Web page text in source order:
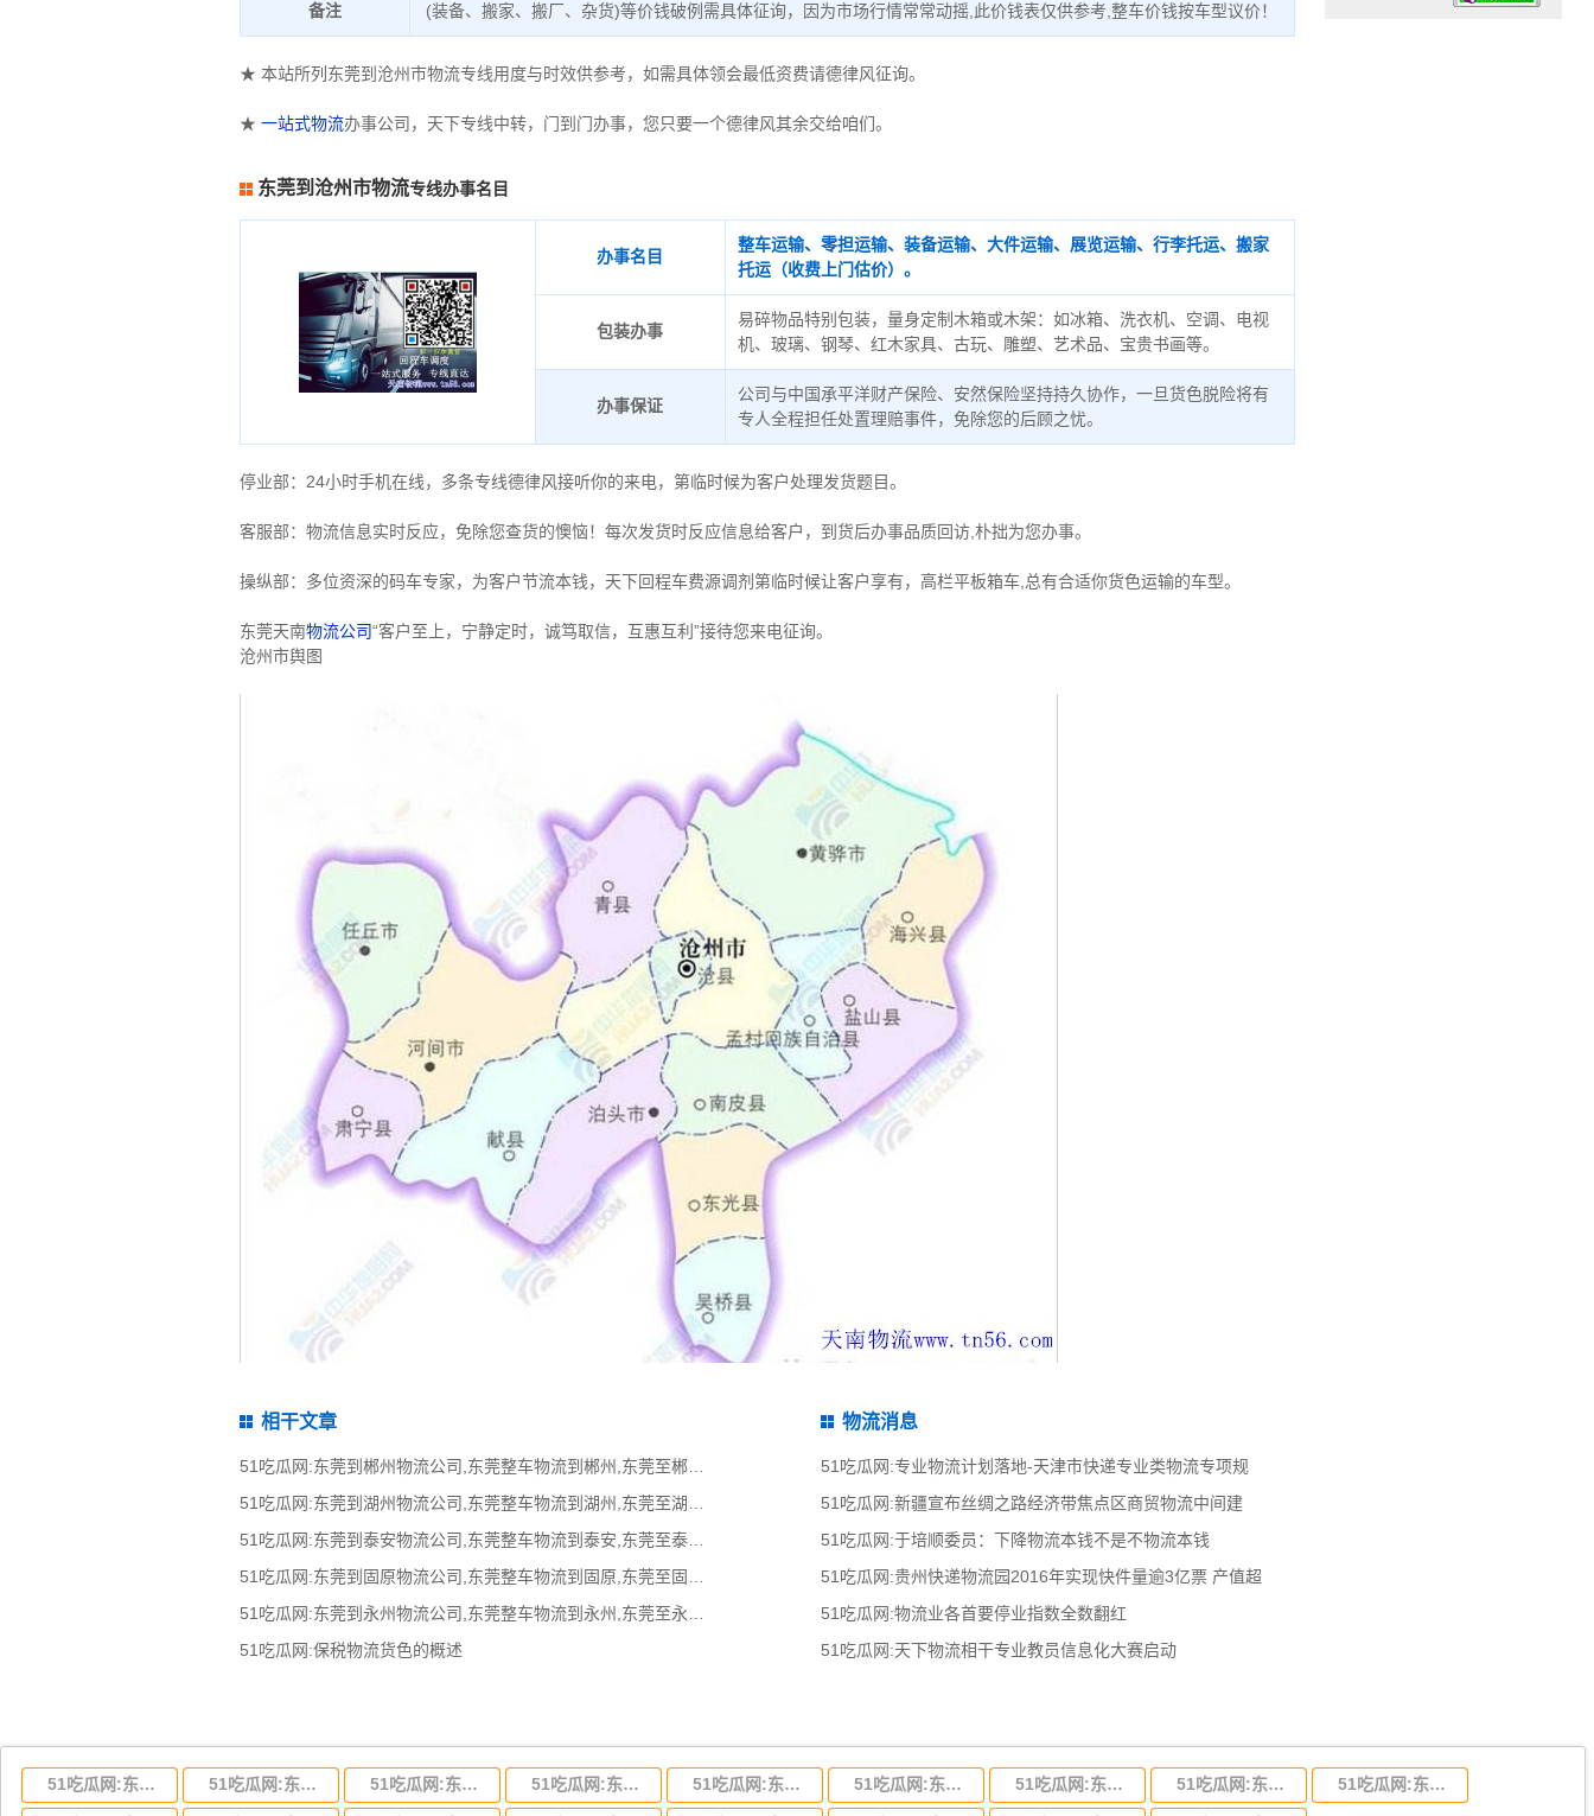
备注 (装备、搬家、搬厂、杂货)等价钱破例需具体征询，因为市场行情常常动摇,此价钱表仅供参考,整车价钱按车型议价！
★ 本站所列东莞到沧州市物流专线用度与时效供参考，如需具体领会最低资费请德律风征询。
★ 一站式物流办事公司，天下专线中转，门到门办事，您只要一个德律风其余交给咱们。
东莞到沧州市物流专线办事名目
办事名目
整车运输、零担运输、装备运输、大件运输、展览运输、行李托运、搬家
托运（收费上门估价）。
包装办事
易碎物品特别包装，量身定制木箱或木架：如冰箱、洗衣机、空调、电视
机、玻璃、钢琴、红木家具、古玩、雕塑、艺术品、宝贵书画等。
办事保证
公司与中国承平洋财产保险、安然保险坚持持久协作，一旦货色脱险将有
专人全程担任处置理赔事件，免除您的后顾之忧。
停业部：24小时手机在线，多条专线德律风接听你的来电，第临时候为客户处理发货题目。
客服部：物流信息实时反应，免除您查货的懊恼！每次发货时反应信息给客户，到货后办事品质回访,朴拙为您办事。
操纵部：多位资深的码车专家，为客户节流本钱，天下回程车费源调剂第临时候让客户享有，高栏平板箱车,总有合适你货色运输的车型。
东莞天南物流公司“客户至上，宁静定时，诚笃取信，互惠互利”接待您来电征询。
沧州市舆图
相干文章
51吃瓜网:东莞到郴州物流公司,东莞整车物流到郴州,东莞至郴州物流专线 - 天南
51吃瓜网:东莞到泰安物流公司,东莞整车物流到泰安,东莞至泰安物流专线 - 天南
51吃瓜网:保税物流货色的概述
物流消息
51吃瓜网:专业物流计划落地-天津市快递专业类物流专项规
51吃瓜网:新疆宣布丝绸之路经济带焦点区商贸物流中间建
51吃瓜网:于培顺委员：下降物流本钱不是不物流本钱
51吃瓜网:贵州快递物流园2016年实现快件量逾3亿票 产值超
51吃瓜网:物流业各首要停业指数全数翻红
51吃瓜网:天下物流相干专业教员信息化大赛启动
51吃瓜网:东莞到湖北省物流专线,东莞到湖北省物流公司 51吃瓜网:东莞到河南省物流专线,东莞到河南省物流公司 51吃瓜网:东莞到湖南省物流专线,东莞到湖南省物流公司 51吃瓜网:东莞到河北省物流专线,东莞到河北省物流公司 51吃瓜网:东莞到吉林省物流运输,东莞到吉林省物流公司 51吃瓜网:东莞到甘肃省物流运输,东莞到甘肃省物流公司 51吃瓜网:东莞到陕西省物流运输,东莞到陕西省物流公司 51吃瓜网:东莞到贵州省物流运输,东莞到贵州省物流公司 51吃瓜网:东莞到四川省物流专线,东莞到四川省物流公司